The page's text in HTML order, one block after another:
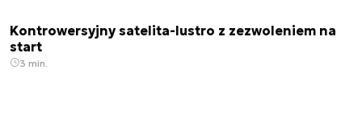
Kontrowersyjny satelita-lustro z zezwoleniem na
start
3 min.